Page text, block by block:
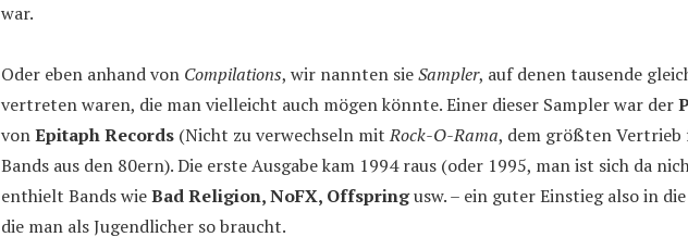
war.
Oder eben anhand von Compilations, wir nannten sieSampler, auf denen tausende
vertreten waren, die man vielleicht auch mögen könnte. Einer dieser Sampler war der
vonEpitaph Records (Nicht zu verwechseln mitRock-O-Rama, dem größten Vertrieb
Bands aus den 80ern). Die erste Ausgabe kam 1994 raus (oder 1995, man ist sich da
enthielt Bands wieBad Religion, NoFX, Offspringusw. – ein guter Einstieg also in
die man als Jugendlicher so braucht.